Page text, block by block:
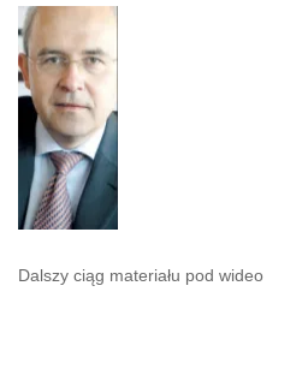
Dalszy ciąg materiału pod wideo